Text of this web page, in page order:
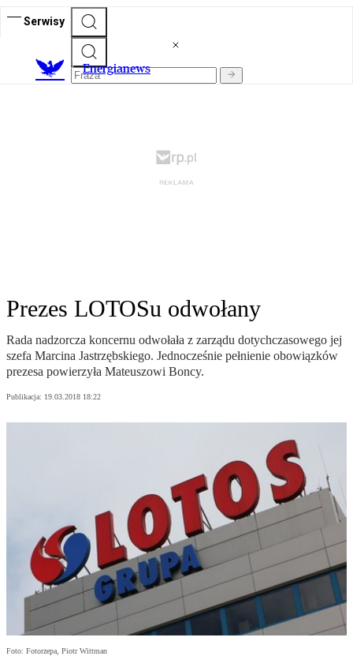
Serwisy
Energianews
Prezes LOTOSu odwołany
Rada nadzorcza koncernu odwołała z zarządu dotychczasowego jej
szefa Marcina Jastrzębskiego. Jednocześnie pełnienie obowiązków
prezesa powierzyła Mateuszowi Boncy.
Publikacja: 19.03.2018 18:22
Foto: Fotorzepa, Piotr Wittman